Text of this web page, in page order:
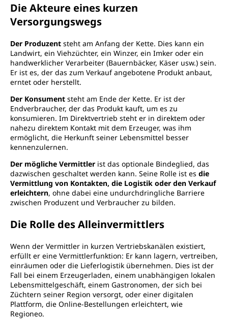
Die Akteure eines kurzen
Versorgungswegs
Der Produzent steht am Anfang der Kette. Dies kann ein
Landwirt, ein Viehzüchter, ein Winzer, ein Imker oder ein
handwerklicher Verarbeiter (Bauernbäcker, Käser usw.) sein.
Er ist es, der das zum Verkauf angebotene Produkt anbaut,
erntet oder herstellt.
Der Konsument steht am Ende der Kette. Er ist der
Endverbraucher, der das Produkt kauft, um es zu
konsumieren. Im Direktvertrieb steht er in direktem oder
nahezu direktem Kontakt mit dem Erzeuger, was ihm
ermöglicht, die Herkunft seiner Lebensmittel besser
kennenzulernen.
Der mögliche Vermittler ist das optionale Bindeglied, das
dazwischen geschaltet werden kann. Seine Rolle ist es die
Vermittlung von Kontakten, die Logistik oder den Verkauf
erleichtern, ohne dabei eine undurchdringliche Barriere
zwischen Produzent und Verbraucher zu bilden.
Die Rolle des Alleinvermittlers
Wenn der Vermittler in kurzen Vertriebskanälen existiert,
erfüllt er eine Vermittlerfunktion: Er kann lagern, vertreiben,
einräumen oder die Lieferlogistik übernehmen. Dies ist der
Fall bei einem Erzeugerladen, einem unabhängigen lokalen
Lebensmittelgeschäft, einem Gastronomen, der sich bei
Züchtern seiner Region versorgt, oder einer digitalen
Plattform, die Online-Bestellungen erleichtert, wie
Regioneo.